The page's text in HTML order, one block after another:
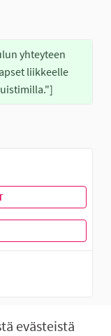
evästeistä
yhteyteen
liikkeelle